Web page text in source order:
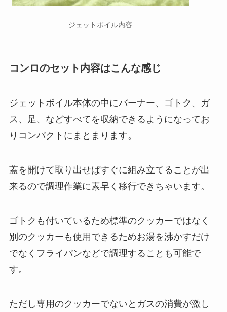
ジェットボイル内容
コンロのセット内容はこんな感じ
ジェットボイル本体の中にバーナー、ゴトク、ガ
ス、足、などすべてを収納できるようになってお
りコンパクトにまとまります。
蓋を開けて取り出せばすぐに組み立てることが出
来るので調理作業に素早く移行できちゃいます。
ゴトクも付いているため標準のクッカーではなく
別のクッカーも使用できるためお湯を沸かすだけ
でなくフライパンなどで調理することも可能で
す。
ただし専用のクッカーでないとガスの消費が激し